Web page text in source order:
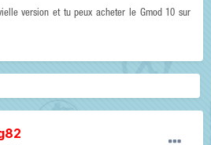
version et tu peux acheter le Gmod 10 sur